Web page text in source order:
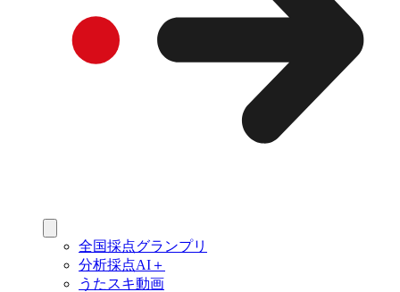
全国採点グランプリ
分析採点AI＋
うたスキ動画